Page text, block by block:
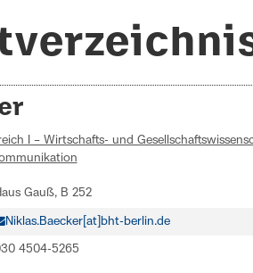
I – Wirtschafts- und
Gauß, B 252
Niklas.Baecker[at]bht-berlin.de
4504-5265